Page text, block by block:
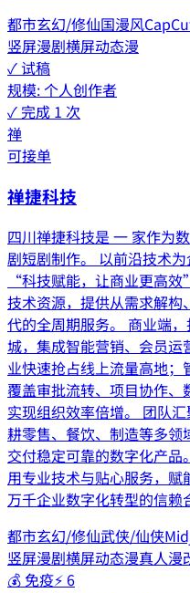
都市玄幻/修仙国漫风
竖屏漫剧横屏动态漫
✓ 试稿
规模:个人创作者
✓ 完成 1 次
禅
可接单
禅捷科技
四川禅捷科技是 一 家作为
剧短剧制作。 以前沿技术
“科技赋能，让商业更高
技术资源，提供从需求解
代的全周期服务。 商业端
城，集成智能营销、会员
业快速抢占线上流量高地；
覆盖审批流转、项目协作、
实现组织效率倍增。 团队
耕零售、餐饮、制造等多领
交付稳定可靠的数字化产品
用专业技术与贴心服务，
万千企业数字化转型的信赖
都市玄幻/修仙武侠/仙侠
竖屏漫剧横屏动态漫真人漫
💰免疫⚡6